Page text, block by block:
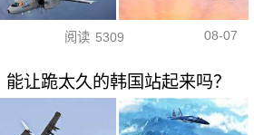
阅读 5309 08-07
让跪太久的韩国站起来吗？